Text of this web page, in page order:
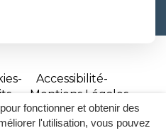
fonctionner et obtenir des
l'utilisation, vous pouvez
Accessibilité
Mentions Légales